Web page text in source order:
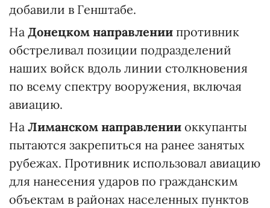
добавили в Генштабе.
На Донецком направлении противник
обстреливал позиции подразделений
наших войск вдоль линии столкновения
по всему спектру вооружения, включая
авиацию.
На Лиманском направлении оккупанты
пытаются закрепиться на ранее занятых
рубежах. Противник использовал авиацию
для нанесения ударов по гражданским
объектам в районах населенных пунктов